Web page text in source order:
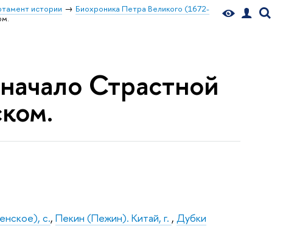
истории
Биохроника Петра Великого (1672-
Страстной
с.,Пекин (Пежин). Китай, г. ,Дубки